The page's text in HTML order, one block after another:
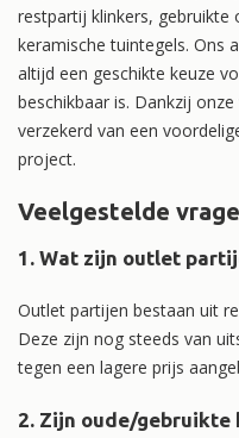
restpartij klinkers,
keramische tuintegels. Ons
altijd een geschikte keuze
beschikbaar is. Dankzij
verzekerd van een
project.
Veelgestelde
1. Wat zijn outlet
Outlet partijen bestaan uit
Deze zijn nog steeds van
tegen een lagere prijs
2. Zijn oude/gebruikte